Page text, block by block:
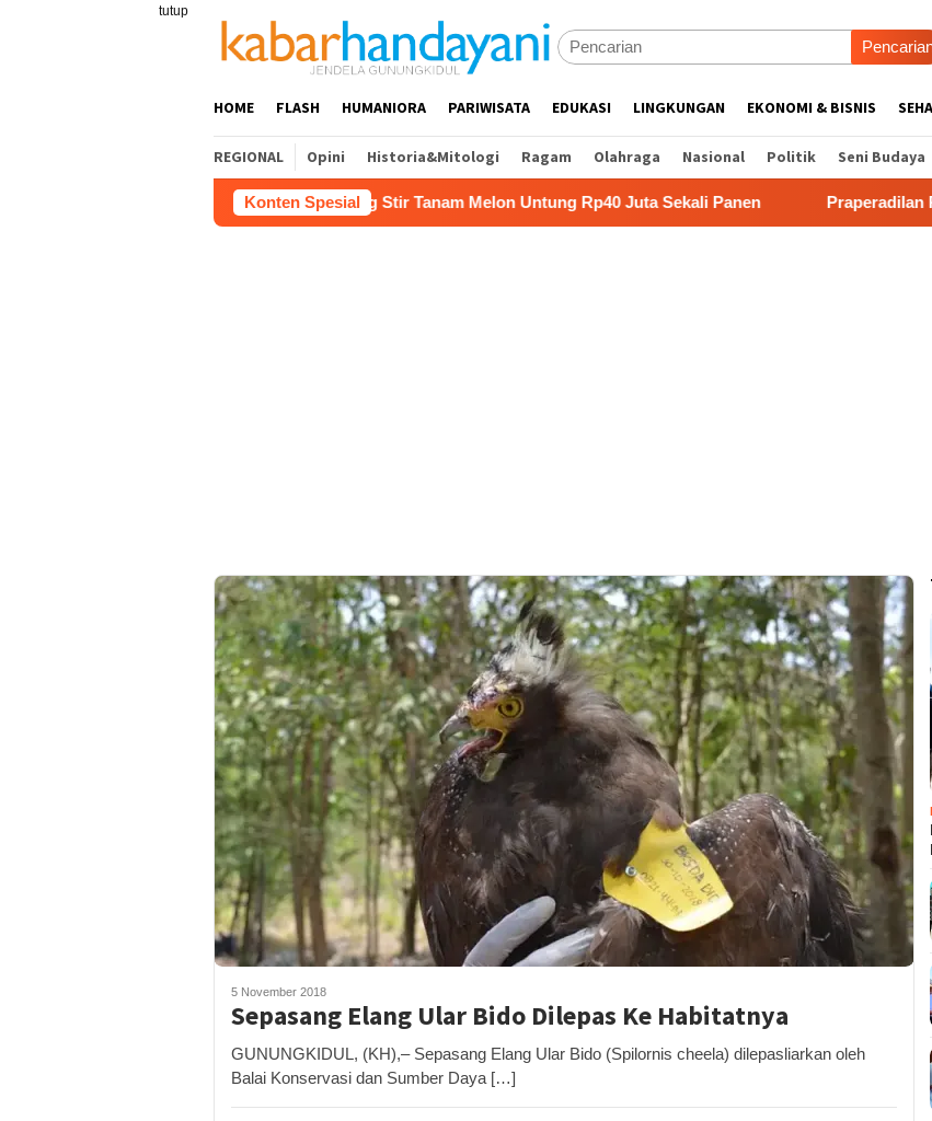
tutup
HOME FLASH HUMANIORA PARIWISATA EDUKASI LINGKUNGAN EKONOMI & BISNIS
REGIONAL Opini Historia&Mitologi Ragam Olahraga Nasional Politik Seni Budaya
Konten Spesial
Bangunan Sepi, Roni Banting Stir Tanam Melon Untung Rp40 Juta Sekali Panen Praperadilan Raudi
5 November 2018
Sepasang Elang Ular Bido Dilepas Ke Habitatnya
GUNUNGKIDUL, (KH),– Sepasang Elang Ular Bido (Spilornis cheela) dilepasliarkan oleh
Balai Konservasi dan Sumber Daya […]